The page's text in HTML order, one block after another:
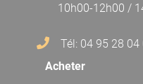
10h00-12h00 /
Tél: 04 95 28 04
Acheter